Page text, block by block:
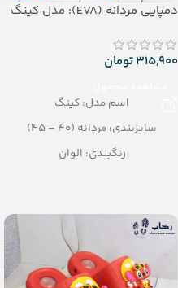
دمپایی مردانه (EVA): مدل کینگ
315,900تومان
اسم مدل: کینگ
سایزبندی: مردانه (40 – 45)
رنگبندی: الوان
جنس رویه : pvc